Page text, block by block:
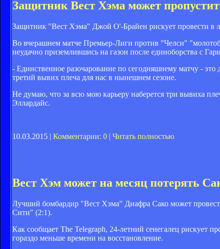
Защитник Вест Хэма может
Защитник "Вест Хэма" Джой О'-Брайен рискует провести в
Во вчерашнем матче Премьер-Лиги против "Челси"
неудачно приземлившись на газон после единоборства с
- Единственное разочарование по сегодняшнему матчу -
третий вывих плеча для нас в нынешнем сезоне.
Не думаю, что за всю мою карьеру наберется три вывиха
Эллардайс.
10.03.2015 | Комментарии: 0 | Читать полностью
Вест Хэм может на месяц потерять
Лучший бомбардир "Вест Хэма" Диафра Сако может
Сити" (2:1).
Как сообщает The Telegraph, 24-летний сенегалец рискует
гораздо меньше времени на восстановление.